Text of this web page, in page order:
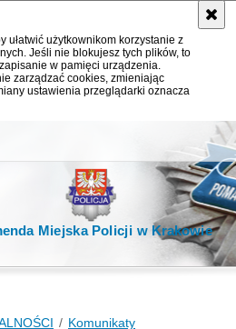
ułatwić użytkownikom korzystanie z
Jeśli nie blokujesz tych plików, to
w pamięci urządzenia.
zarządzać cookies, zmieniając
ustawienia przeglądarki oznacza
Miejska Policji w Krakowie
Komunikaty